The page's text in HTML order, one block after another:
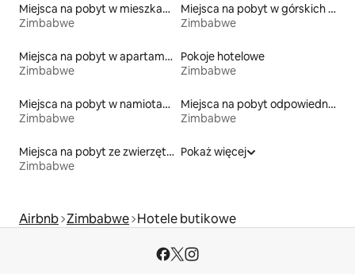
Miejsca na pobyt w mieszkaniach
Zimbabwe
Miejsca na pobyt w górskich chatach
Zimbabwe
Miejsca na pobyt w apartamentach z obsługą
Zimbabwe
Pokoje hotelowe
Zimbabwe
Miejsca na pobyt w namiotach
Zimbabwe
Miejsca na pobyt odpowiednie dla rodzin
Zimbabwe
Miejsca na pobyt ze zwierzętami
Zimbabwe
Pokaż więcej
Airbnb Zimbabwe Hotele butikowe